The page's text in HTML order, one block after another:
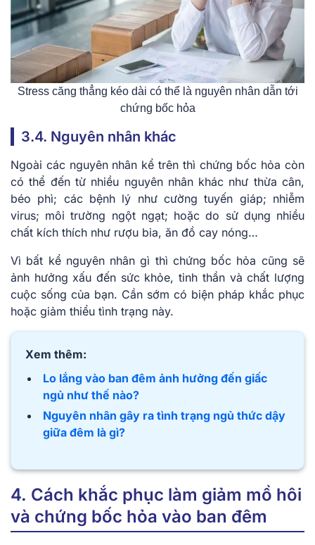
Stress căng thẳng kéo dài có thể là nguyên nhân dẫn tới
chứng bốc hỏa
3.4. Nguyên nhân khác
Ngoài các nguyên nhân kể trên thì chứng bốc hỏa còn
có thể đến từ nhiều nguyên nhân khác như thừa cân,
béo phì; các bệnh lý như cường tuyến giáp; nhiễm
virus; môi trường ngột ngạt; hoặc do sử dụng nhiều
chất kích thích như rượu bia, ăn đồ cay nóng…
Vì bất kể nguyên nhân gì thì chứng bốc hỏa cũng sẽ
ảnh hưởng xấu đến sức khỏe, tinh thần và chất lượng
cuộc sống của bạn. Cần sớm có biện pháp khắc phục
hoặc giảm thiểu tình trạng này.
Xem thêm:
Lo lắng vào ban đêm ảnh hưởng đến giấc
ngủ như thế nào?
Nguyên nhân gây ra tình trạng ngủ thức dậy
giữa đêm là gì?
4. Cách khắc phục làm giảm mồ hôi
và chứng bốc hỏa vào ban đêm